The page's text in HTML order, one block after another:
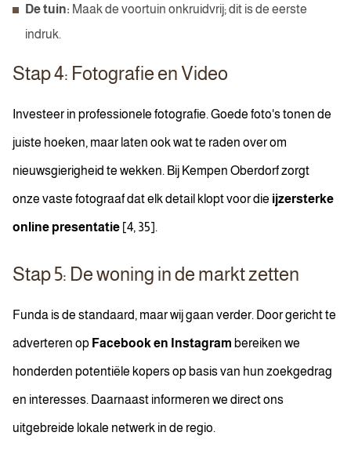
De tuin: Maak de voortuin onkruidvrij; dit is de eerste
indruk.
Stap 4: Fotografie en Video
Investeer in professionele fotografie. Goede foto's tonen de
juiste hoeken, maar laten ook wat te raden over om
nieuwsgierigheid te wekken. Bij Kempen Oberdorf zorgt
onze vaste fotograaf dat elk detail klopt voor die ijzersterke
online presentatie [4, 35].
Stap 5: De woning in de markt zetten
Funda is de standaard, maar wij gaan verder. Door gericht te
adverteren op Facebook en Instagram bereiken we
honderden potentiële kopers op basis van hun zoekgedrag
en interesses. Daarnaast informeren we direct ons
uitgebreide lokale netwerk in de regio.